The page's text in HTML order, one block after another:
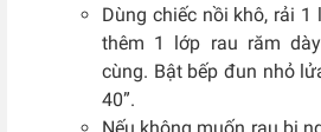
Dùng chiếc nồi khô, rải 1
thêm 1 lớp rau răm
cùng. Bật bếp đun nhỏ
40”.